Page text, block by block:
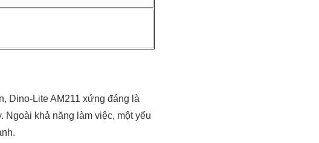
Dino-Lite AM211 xứng đáng là
Ngoài khả năng làm việc, một yếu